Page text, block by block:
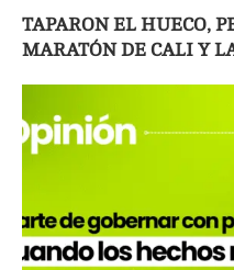
TAPARON EL HUECO,
MARATÓN DE CALI Y